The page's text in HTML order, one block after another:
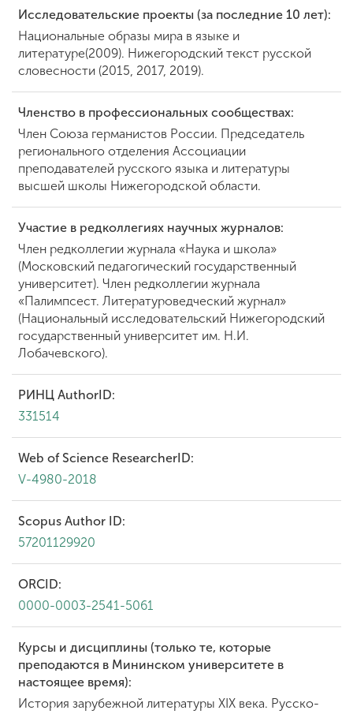
Исследовательские проекты (за последние 10 лет):
Национальные образы мира в языке и
литературе(2009). Нижегородский текст русской
словесности (2015, 2017, 2019).
Членство в профессиональных сообществах:
Член Союза германистов России. Председатель
регионального отделения Ассоциации
преподавателей русского языка и литературы
высшей школы Нижегородской области.
Участие в редколлегиях научных журналов:
Член редколлегии журнала «Наука и школа»
(Московский педагогический государственный
университет). Член редколлегии журнала
«Палимпсест. Литературоведческий журнал»
(Национальный исследовательский Нижегородский
государственный университет им. Н.И.
Лобачевского).
РИНЦ AuthorID:
331514
Web of Science ResearcherID:
V-4980-2018
Scopus Author ID:
57201129920
ORCID:
0000-0003-2541-5061
Курсы и дисциплины (только те, которые
преподаются в Мининском университете в
настоящее время):
История зарубежной литературы XIX века. Русско-